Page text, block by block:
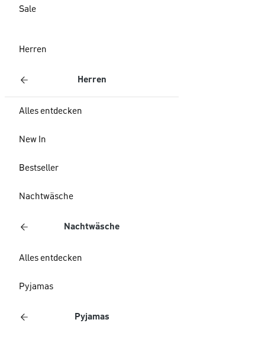
Sale
Herren
Herren
Alles entdecken
New In
Bestseller
Nachtwäsche
Nachtwäsche
Alles entdecken
Pyjamas
Pyjamas